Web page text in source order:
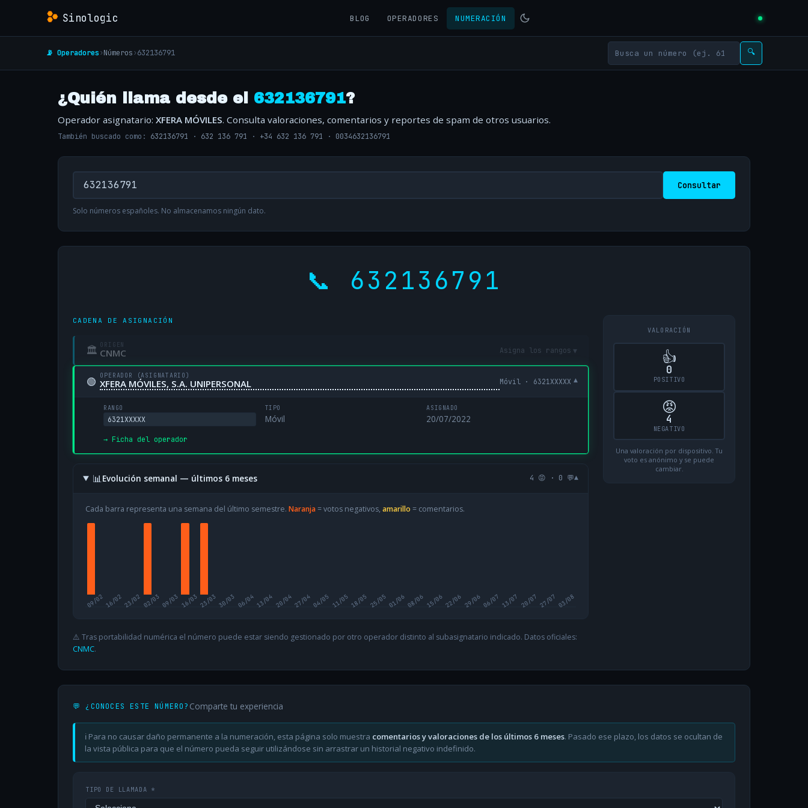
Sinologic BLOG OPERADORES NUMERACIÓN
📡 Operadores›Números›632136791 🔍
¿Quién llama desde el 632136791?
Operador asignatario: XFERA MÓVILES. Consulta valoraciones, comentarios y reportes de spam de otros usuarios.
También buscado como: 632136791 · 632 136 791 · +34 632 136 791 · 0034632136791
Consultar
Solo números españoles. No almacenamos ningún dato.
📞 632136791
CADENA DE ASIGNACIÓN
🏛 ORIGEN
CNMC Asigna los rangos ▾
🟢 OPERADOR (ASIGNATARIO)
XFERA MÓVILES, S.A. UNIPERSONAL Móvil · 6321XXXXX ▾
RANGO
6321XXXXX
TIPO
Móvil
ASIGNADO
20/07/2022
→ Ficha del operador
📊Evolución semanal — últimos 6 meses 4 😡 · 0 💬▾
Cada barra representa una semana del último semestre. Naranja= votos negativos, amarillo = comentarios.
09/0216/0223/02 02/03 09/03 16/03 23/03 30/03 06/0413/04 20/0427/0404/05 11/0518/05 25/0501/0608/06 15/0622/06 29/0606/07 13/07 20/07 27/07 03/08
⚠️ Tras portabilidad numérica el número puede estar siendo gestionado por otro operador distinto al subasignatario indicado. Datos oficiales:
CNMC.
VALORACIÓN
👍
0
POSITIVO
😡
4
NEGATIVO
Una valoración por dispositivo. Tu
voto es anónimo y se puede
cambiar.
💬 ¿CONOCES ESTE NÚMERO? Comparte tu experiencia
ℹ️ Para no causar daño permanente a la numeración, esta página solo muestra comentarios y valoraciones de los últimos 6 meses. Pasado ese plazo, los datos se ocultan de
la vista pública para que el número pueda seguir utilizándose sin arrastrar un historial negativo indefinido.
TIPO DE LLAMADA *